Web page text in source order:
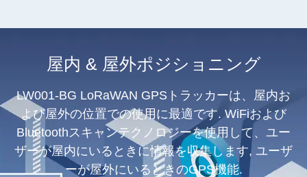
屋内 & 屋外ポジショニング
LW001-BG LoRaWAN GPSトラッカーは、屋内お
よび屋外の位置での使用に最適です. WiFiおよび
Bluetoothスキャンテクノロジーを使用して、ユー
ザーが屋内にいるときに情報を収集します, ユーザ
ーが屋外にいるときのGPS機能.